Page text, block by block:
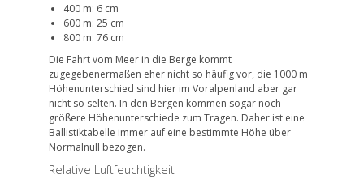
400 m: 6 cm
600 m: 25 cm
800 m: 76 cm
Die Fahrt vom Meer in die Berge kommt
zugegebenermaßen eher nicht so häufig vor, die 1000 m
Höhenunterschied sind hier im Voralpenland aber gar
nicht so selten. In den Bergen kommen sogar noch
größere Höhenunterschiede zum Tragen. Daher ist eine
Ballistiktabelle immer auf eine bestimmte Höhe über
Normalnull bezogen.
Relative Luftfeuchtigkeit